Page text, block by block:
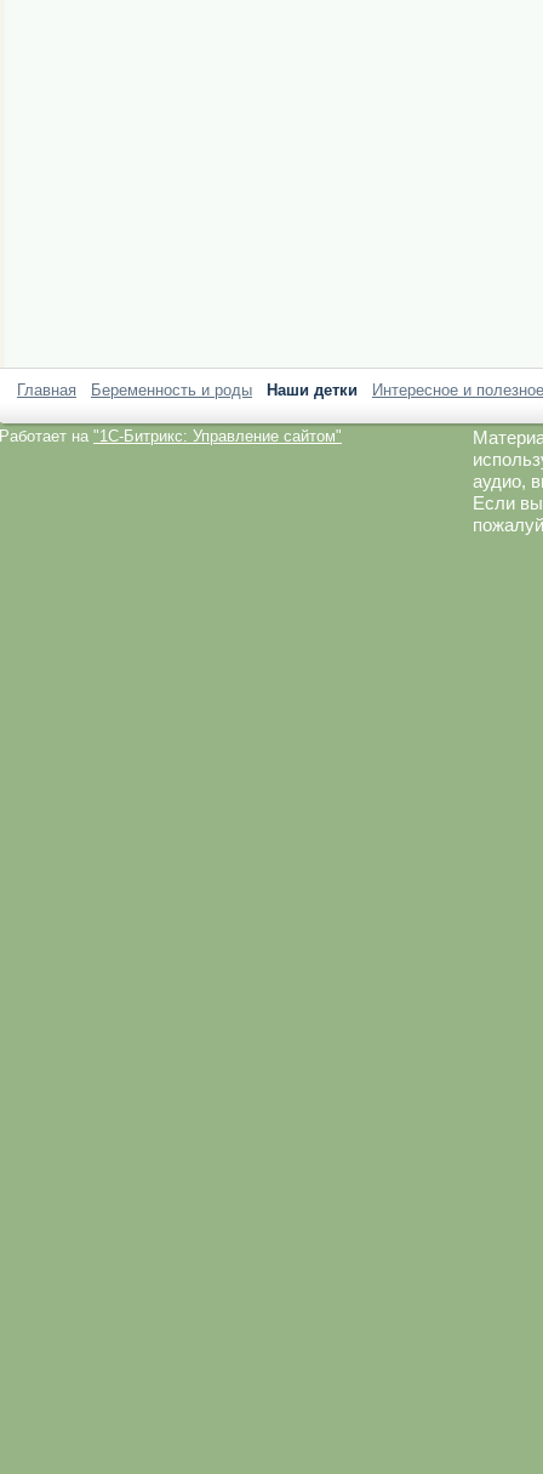
Главная Беременность и роды Наши детки Интересное и полезное
Работает на "1C-Битрикс: Управление сайтом"
аудио,
Если вы